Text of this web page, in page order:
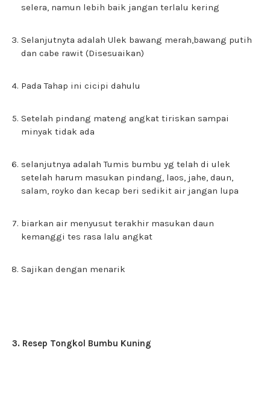
selera, namun lebih baik jangan terlalu kering
Selanjutnyta adalah Ulek bawang merah,bawang putih
dan cabe rawit (Disesuaikan)
Pada Tahap ini cicipi dahulu
Setelah pindang mateng angkat tiriskan sampai
minyak tidak ada
selanjutnya adalah Tumis bumbu yg telah di ulek
setelah harum masukan pindang, laos, jahe, daun,
salam, royko dan kecap beri sedikit air jangan lupa
biarkan air menyusut terakhir masukan daun
kemanggi tes rasa lalu angkat
Sajikan dengan menarik
3. Resep Tongkol Bumbu Kuning